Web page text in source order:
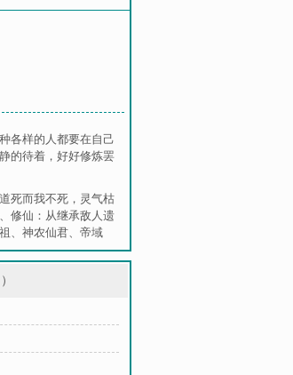
各样的人都要在自己
的待着，好好修炼罢
死而我不死，灵气枯
、 修仙：从继承敌人遗
、 神农仙君、 帝域